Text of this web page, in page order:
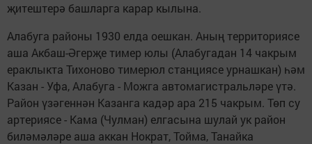
җитештерә башларга карар кылына.
Алабуга районы 1930 елда оешкан. Аның территориясе
аша Акбаш-Әгерҗе тимер юлы (Алабугадан 14 чакрым
ераклыкта Тихоново тимерюл станциясе урнашкан) һәм
Казан - Уфа, Алабуга - Можга автомагистральләре үтә.
Район үзәгеннән Казанга кадәр ара 215 чакрым. Төп су
артериясе - Кама (Чулман) елгасына шулай ук район
биләмәләре аша аккан Нократ, Тойма, Танайка